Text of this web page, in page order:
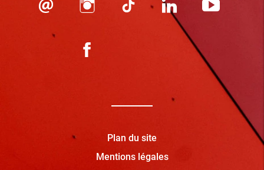
Plan du site
Mentions légales